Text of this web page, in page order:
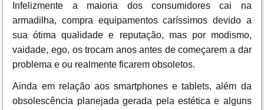
Infelizmente a maioria dos consumidores cai na
armadilha, compra equipamentos caríssimos devido a
sua ótima qualidade e reputação, mas por modismo,
vaidade, ego, os trocam anos antes de começarem a dar
problema e ou realmente ficarem obsoletos.
Ainda em relação aos smartphones e tablets, além da
obsolescência planejada gerada pela estética e alguns